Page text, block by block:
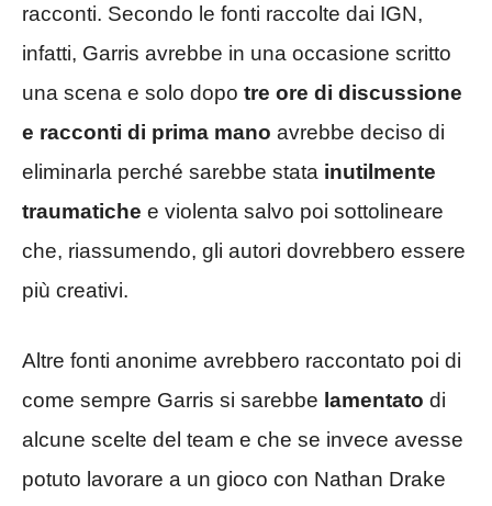
racconti. Secondo le fonti raccolte dai IGN,
infatti, Garris avrebbe in una occasione scritto
una scena e solo dopo tre ore di discussione
e racconti di prima mano avrebbe deciso di
eliminarla perché sarebbe stata inutilmente
traumatiche e violenta salvo poi sottolineare
che, riassumendo, gli autori dovrebbero essere
più creativi.
Altre fonti anonime avrebbero raccontato poi di
come sempre Garris si sarebbe lamentato di
alcune scelte del team e che se invece avesse
potuto lavorare a un gioco con Nathan Drake